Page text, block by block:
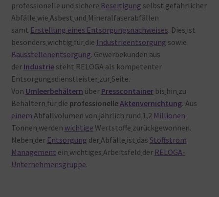
professionelle und sichere Beseitigung selbst gefährlicher
Abfälle wie Asbest und Mineralfaserabfällen
samt Erstellung eines Entsorgungsnachweises. Dies ist
besonders wichtig für die Industrieentsorgung sowie
Bausstellenentsorgung. Gewerbekunden aus
der Industriesteht RELOGA als kompetenter
Entsorgungsdienstleister zur Seite.
Von Umleerbehältern über Presscontainerbis hin zu
Behältern für die professionelleAktenvernichtung. Aus
einem Abfallvolumen von jährlich rund 1,2 Millionen
Tonnen werden wichtige Wertstoffe zurückgewonnen.
Neben der Entsorgung derAbfälle ist das Stoffstrom
Management ein wichtiges Arbeitsfeld der RELOGA-
Unternehmensgruppe.